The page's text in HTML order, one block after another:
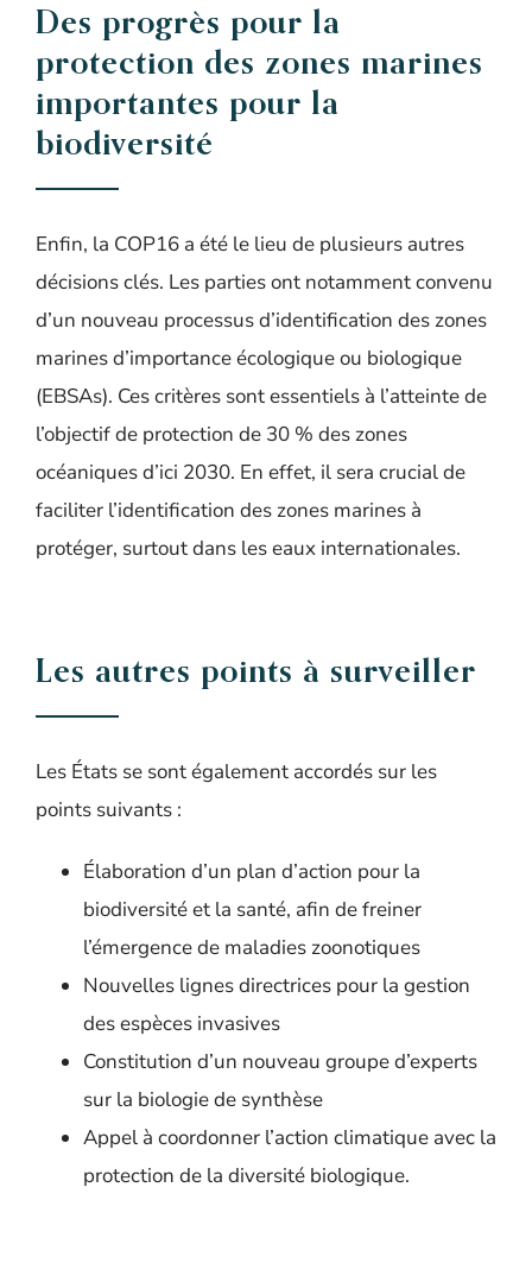
Des progrès pour la
protection des zones marines
importantes pour la
biodiversité
Enfin, la COP16 a été le lieu de plusieurs autres
décisions clés. Les parties ont notamment convenu
d’un nouveau processus d’identification des zones
marines d’importance écologique ou biologique
(EBSAs). Ces critères sont essentiels à l’atteinte de
l’objectif de protection de 30 % des zones
océaniques d’ici 2030. En effet, il sera crucial de
faciliter l’identification des zones marines à
protéger, surtout dans les eaux internationales.
Les autres points à surveiller
Les États se sont également accordés sur les
points suivants :
Élaboration d’un plan d’action pour la
biodiversité et la santé, afin de freiner
l’émergence de maladies zoonotiques
Nouvelles lignes directrices pour la gestion
des espèces invasives
Constitution d’un nouveau groupe d’experts
sur la biologie de synthèse
Appel à coordonner l’action climatique avec la
protection de la diversité biologique.